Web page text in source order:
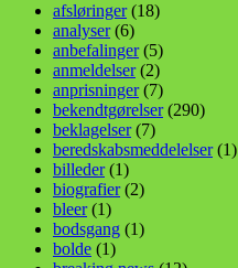
afsløringer(18)
analyser(6)
anbefalinger(5)
anmeldelser(2)
anprisninger(7)
bekendtgørelser(290)
beklagelser(7)
beredskabsmeddelelser(1)
billeder(1)
biografier(2)
bleer(1)
bodsgang (1)
bolde (1)